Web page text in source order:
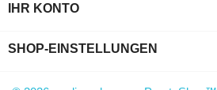
IHR KONTO
SHOP-EINSTELLUNGEN